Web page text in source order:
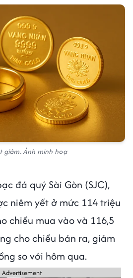
giảm. Ảnh minh hoạ
đá quý Sài Gòn (SJC),
niêm yết ở mức 114 triệu
chiều mua vào và 116,5
cho chiều bán ra, giảm
so với hôm qua.
Advertisement